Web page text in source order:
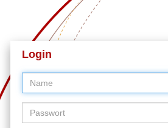
Login